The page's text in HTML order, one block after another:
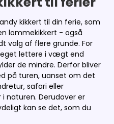
kikkert til din ferie, som
lommekikkert - også
valg af flere grunde. For
lettere i vægt end
de mindre. Derfor bliver
på turen, uanset om det
safari eller
naturen. Derudover er
kan se det, som du